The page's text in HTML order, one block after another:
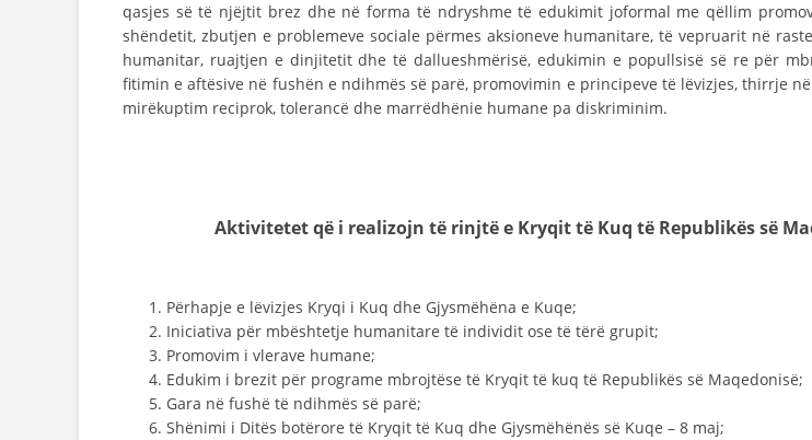
ДЕЈСТВУВАЊЕ
ПРИРАЧНИЦИ
ПОСТЕРИ
ПРЕЗЕНТАЦИИ
qasjes së të njëjtit brez dhe në forma të ndryshme të edukimit joformal me qëllim
shëndetit, zbutjen e problemeve sociale përmes aksioneve humanitare, të vepruarit në
humanitar, ruajtjen e dinjitetit dhe të dallueshmërisë, edukimin e popullsisë së re për
fitimin e aftësive në fushën e ndihmës së parë, promovimin e principeve të lëvizjes, thirrje
mirëkuptim reciprok, tolerancë dhe marrëdhënie humane pa diskriminim.
Aktivitetet që i realizojn të rinjtë e Kryqit të Kuq të Republikës së
Përhapje e lëvizjes Kryqi i Kuq dhe Gjysmëhëna e Kuqe;
Iniciativa për mbështetje humanitare të individit ose të tërë grupit;
Promovim i vlerave humane;
Edukim i brezit për programe mbrojtëse të Kryqit të kuq të Republikës së Maqedonisë;
Gara në fushë të ndihmës së parë;
Shënimi i Ditës botërore të Kryqit të Kuq dhe Gjysmëhënës së Kuqe – 8 maj;